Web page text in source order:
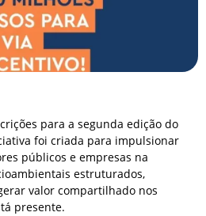
para a segunda edição do
foi criada para impulsionar
públicos e empresas na
estruturados,
valor compartilhado nos
presente.